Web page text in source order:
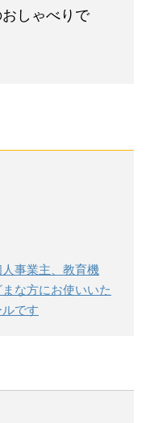
しゃべりで
人事業主、教育機
な方にお使いいた
です